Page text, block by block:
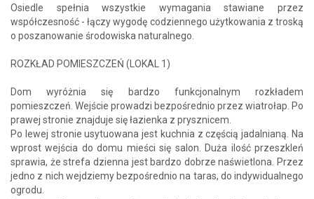
Osiedle spełnia wszystkie wymagania stawiane przez
współczesność - łączy wygodę codziennego użytkowania z troską
o poszanowanie środowiska naturalnego.
ROZKŁAD POMIESZCZEŃ (LOKAL 1)
Dom wyróżnia się bardzo funkcjonalnym rozkładem
pomieszczeń. Wejście prowadzi bezpośrednio przez wiatrołap. Po
prawej stronie znajduje się łazienka z prysznicem.
Po lewej stronie usytuowana jest kuchnia z częścią jadalnianą. Na
wprost wejścia do domu mieści się salon. Duża ilość przeszkleń
sprawia, że strefa dzienna jest bardzo dobrze naświetlona. Przez
jedno z nich wejdziemy bezpośrednio na taras, do indywidualnego
ogrodu.